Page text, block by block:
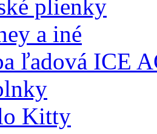
plienky
a iné
ľadová ICE
Kitty